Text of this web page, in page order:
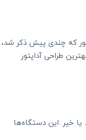
که چندی پیش ذکر شد،
طراحی آداپتور
خیر. این دستگاه‌ها